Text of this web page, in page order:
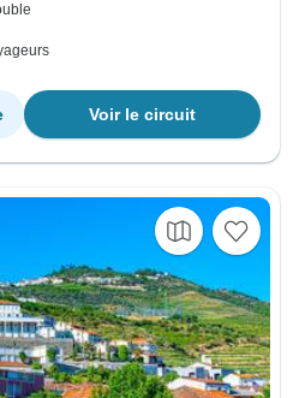
Voir le circuit